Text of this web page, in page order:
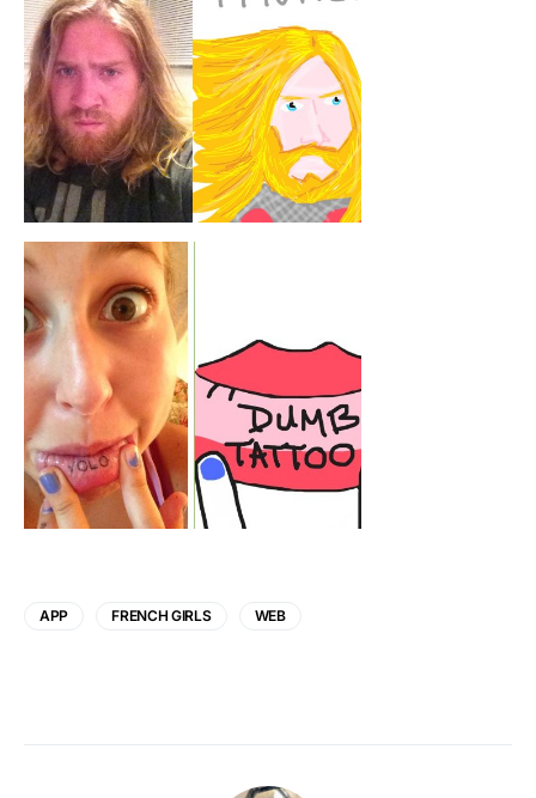
APP FRENCH GIRLS WEB